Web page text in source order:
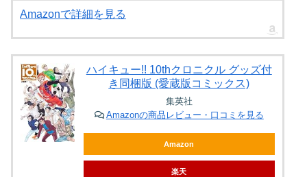
Amazonで詳細を見る
ハイキュー!! 10thクロニクル グッズ付
き同梱版 (愛蔵版コミックス)
集英社
Amazonの商品レビュー・口コミを見る
Amazon
楽天